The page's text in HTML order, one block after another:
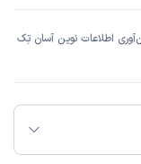
اطلاعات نوین آسان تِک